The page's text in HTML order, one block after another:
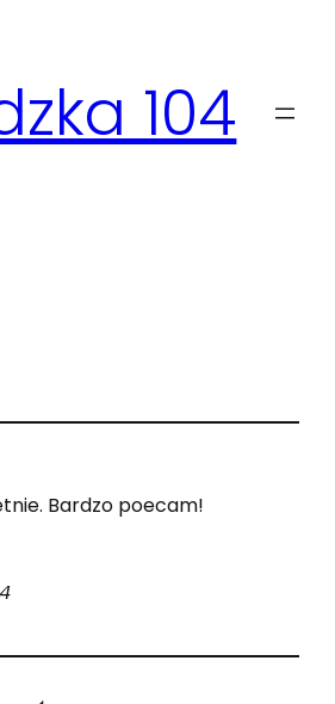
104
Bardzo poecam!